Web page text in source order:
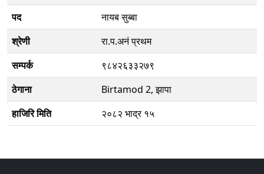
पद
नायब सुब्बा
श्रेणी
रा.प.अनं प्रथम
सम्पर्क
९८४२६३३२७९
ठेगाना
Birtamod 2, झापा
हाजिरि मिति
२०८२ भाद्र १५